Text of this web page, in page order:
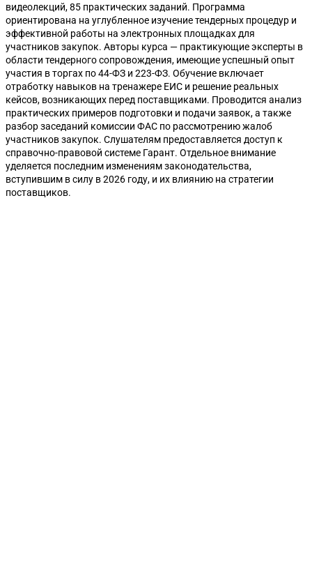
видеолекций, 85 практических заданий. Программа
ориентирована на углубленное изучение тендерных процедур и
эффективной работы на электронных площадках для
участников закупок. Авторы курса — практикующие эксперты в
области тендерного сопровождения, имеющие успешный опыт
участия в торгах по 44-ФЗ и 223-ФЗ. Обучение включает
отработку навыков на тренажере ЕИС и решение реальных
кейсов, возникающих перед поставщиками. Проводится анализ
практических примеров подготовки и подачи заявок, а также
разбор заседаний комиссии ФАС по рассмотрению жалоб
участников закупок. Слушателям предоставляется доступ к
справочно-правовой системе Гарант. Отдельное внимание
уделяется последним изменениям законодательства,
вступившим в силу в 2026 году, и их влиянию на стратегии
поставщиков.